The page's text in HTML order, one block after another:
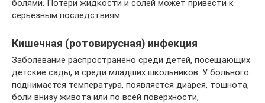
болями. Потери жидкости и солей может привести к
серьезным последствиям.
Кишечная (ротовирусная) инфекция
Заболевание распространено среди детей, посещающих
детские сады, и среди младших школьников. У больного
поднимается температура, появляется диарея, тошнота,
боли внизу живота или по всей поверхности,